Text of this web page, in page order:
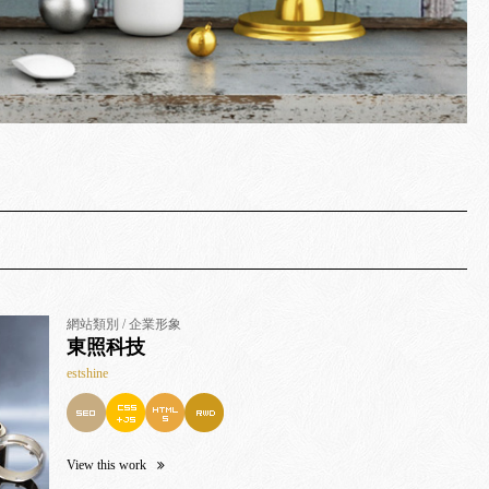
網站類別 / 企業形象
東照科技
estshine
View this work